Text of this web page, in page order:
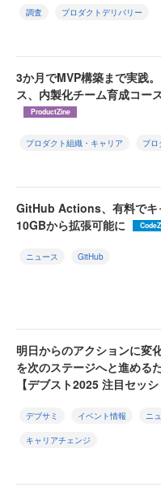
調査 プロダクトデリバリー
3か月でMVP構築まで実践
ス、内製化チーム育成コー
ProductZine
プロダクト組織・キャリア プロ
GitHub Actions、有料でキ
10GBから拡張可能に
ニュース GitHub
明日からのアクションに変
を次のステージへと進める
【デブスト2025 注目セッシ
デブサミ イベント情報 ニ
キャリアチェンジ